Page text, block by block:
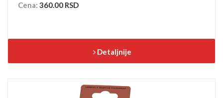
Cena: 360.00 RSD
Detaljnije